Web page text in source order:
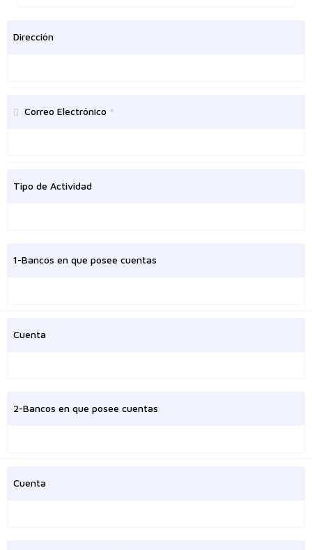
Dirección
Correo Electrónico
Tipo de Actividad
1-Bancos en que posee cuentas
Cuenta
2-Bancos en que posee cuentas
Cuenta